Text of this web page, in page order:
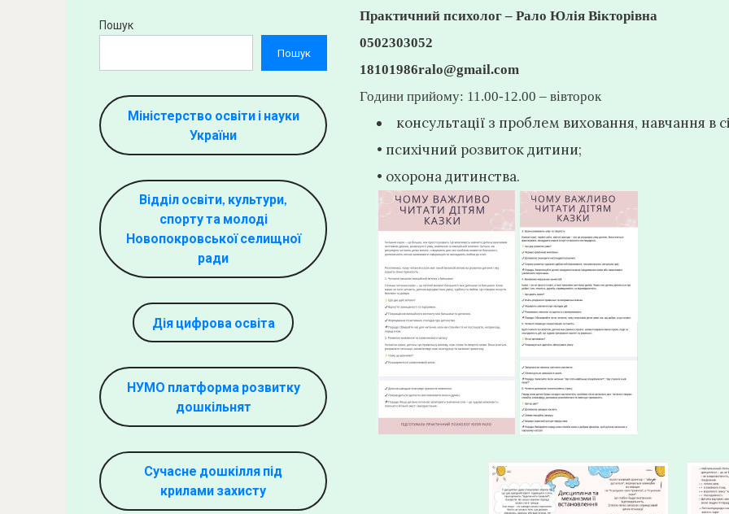
Практичний психолог – Рало Юлія Вікторівна
0502303052
18101986ralo@gmail.com
Години прийому: 11.00-12.00 – вівторок
консультації з проблем виховання, навчання в
• психічний розвиток дитини;
• охорона дитинства.
Пошук
Пошук
Міністерство освіти і науки
України
Відділ освіти, культури,
спорту та молоді
Новопокровської селищної
ради
Дія цифрова освіта
НУМО платформа розвитку
дошкільнят
Сучасне дошкілля під
крилами захисту